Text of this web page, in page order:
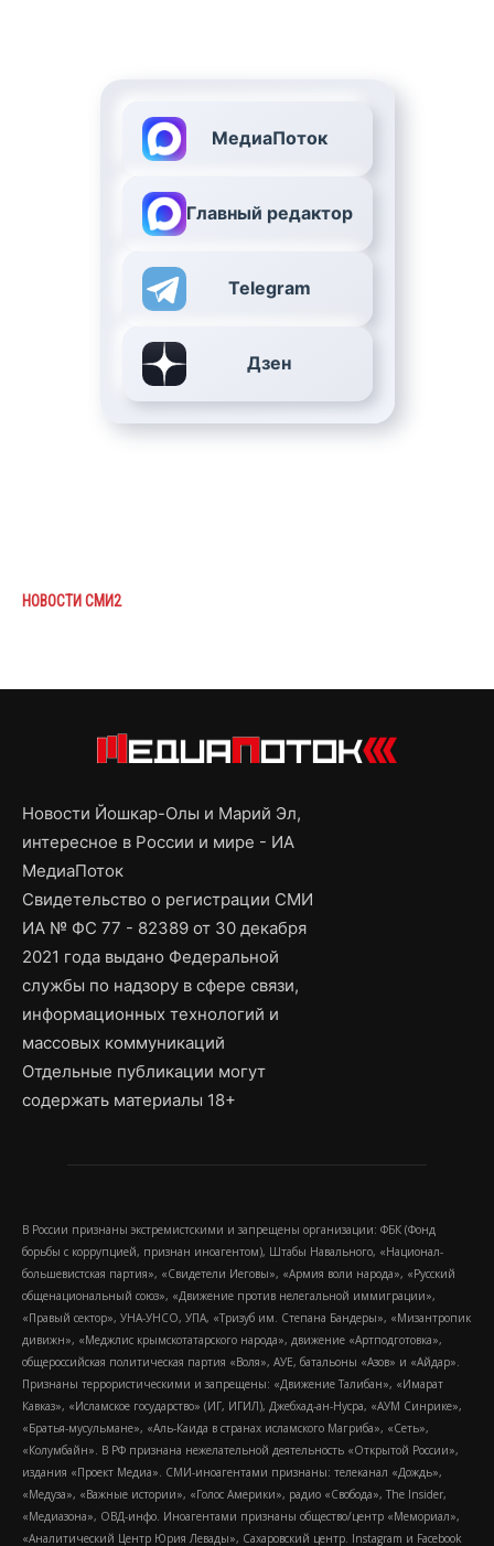
МедиаПоток
Главный редактор
Telegram
Дзен
НОВОСТИ СМИ2
Новости Йошкар-Олы и Марий Эл,
интересное в России и мире - ИА
МедиаПоток
Свидетельство о регистрации СМИ
ИА № ФС 77 - 82389 от 30 декабря
2021 года выдано Федеральной
службы по надзору в сфере связи,
информационных технологий и
массовых коммуникаций
Отдельные публикации могут
содержать материалы 18+
В России признаны экстремистскими и запрещены организации: ФБК (Фонд
борьбы с коррупцией, признан иноагентом), Штабы Навального, «Национал-
большевистская партия», «Свидетели Иеговы», «Армия воли народа», «Русский
общенациональный союз», «Движение против нелегальной иммиграции»,
«Правый сектор», УНА-УНСО, УПА, «Тризуб им. Степана Бандеры», «Мизантропик
дивижн», «Меджлис крымскотатарского народа», движение «Артподготовка»,
общероссийская политическая партия «Воля», АУЕ, батальоны «Азов» и «Айдар».
Признаны террористическими и запрещены: «Движение Талибан», «Имарат
Кавказ», «Исламское государство» (ИГ, ИГИЛ), Джебхад-ан-Нусра, «АУМ Синрике»,
«Братья-мусульмане», «Аль-Каида в странах исламского Магриба», «Сеть»,
«Колумбайн». В РФ признана нежелательной деятельность «Открытой России»,
издания «Проект Медиа». СМИ-иноагентами признаны: телеканал «Дождь»,
«Медуза», «Важные истории», «Голос Америки», радио «Свобода», The Insider,
«Медиазона», ОВД-инфо. Иноагентами признаны общество/центр «Мемориал»,
«Аналитический Центр Юрия Левады», Сахаровский центр. Instagram и Facebook